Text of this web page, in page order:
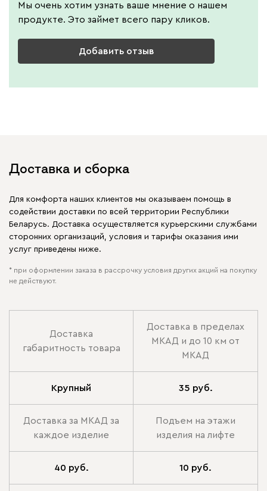
Мы очень хотим узнать ваше мнение о нашем
продукте. Это займет всего пару кликов.
Добавить отзыв
Доставка и сборка
Для комфорта наших клиентов мы оказываем помощь в
содействии доставки по всей территории Республики
Беларусь. Доставка осуществляется курьерскими службами
сторонних организаций, условия и тарифы оказания ими
услуг приведены ниже.
* при оформлении заказа в рассрочку условия других акций на покупку
не действуют.
Доставка
габаритность товара
Доставка в пределах
МКАД и до 10 км от
МКАД
Крупный 35 руб.
Доставка за МКАД за
каждое изделие
Подъем на этажи
изделия на лифте
40 руб. 10 руб.